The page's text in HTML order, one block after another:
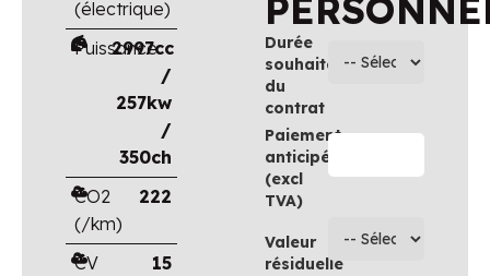
(électrique)
Puissance
2997cc
/
257kw
/
350ch
CO2
(/km)
222
CV
15
Durée
souhaitée
du
contrat
Paiement
anticipé
(excl
TVA)
Valeur
résiduelle